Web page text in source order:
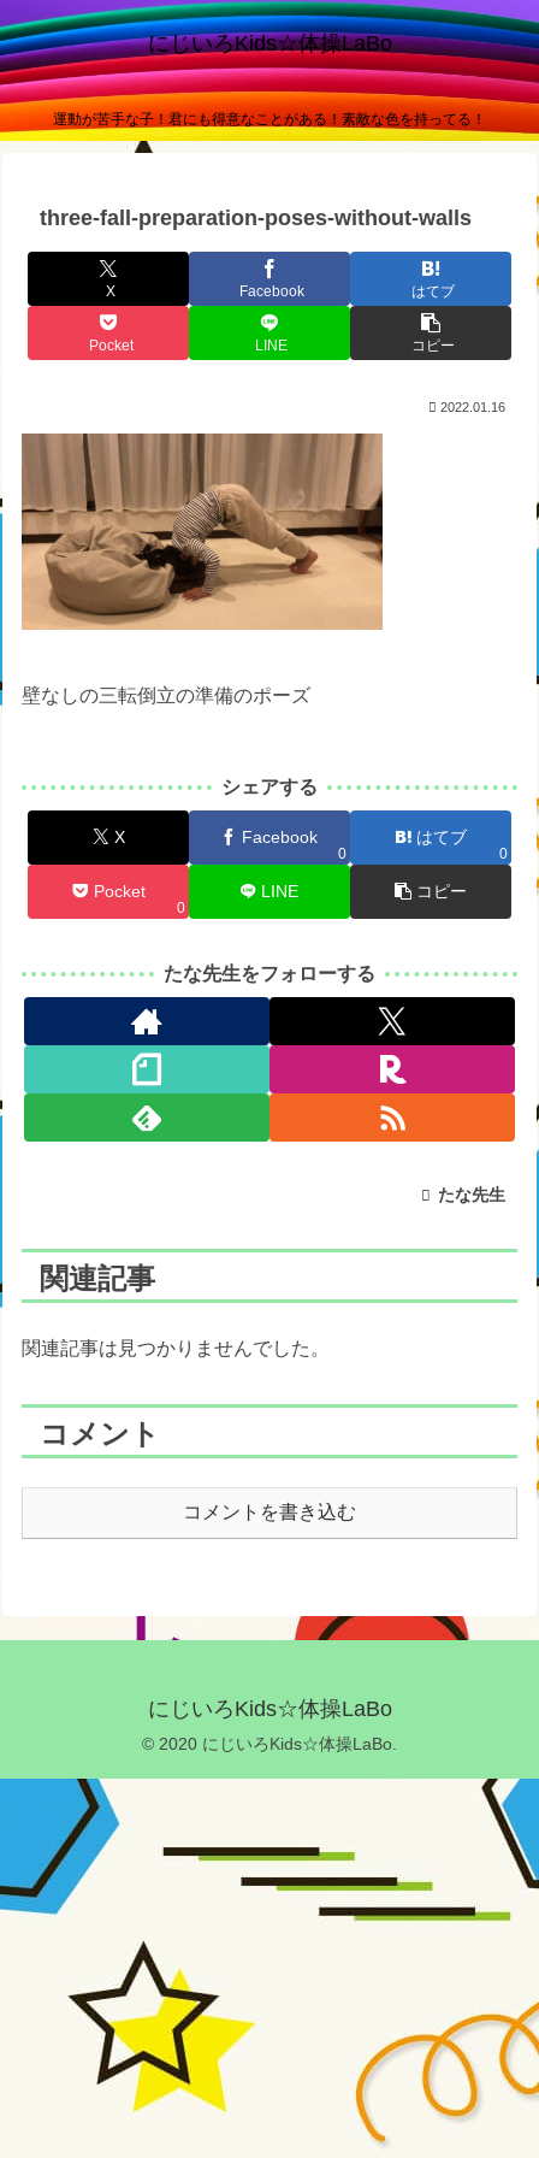
にじいろKids☆体操LaBo
運動が苦手な子！君にも得意なことがある！素敵な色を持ってる！
three-fall-preparation-poses-without-walls
X Facebook はてブ
Pocket LINE コピー
2022.01.16
壁なしの三転倒立の準備のポーズ
シェアする
X Facebook
0
はてブ
0
Pocket
0
LINE コピー
たな先生をフォローする
たな先生
関連記事
関連記事は見つかりませんでした。
コメント
コメントを書き込む
にじいろKids☆体操LaBo
© 2020 にじいろKids☆体操LaBo.